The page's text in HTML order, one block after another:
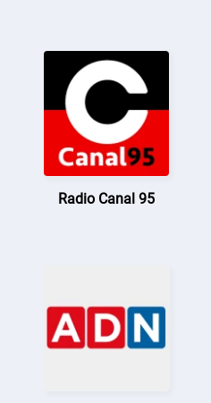
Radio Canal 95